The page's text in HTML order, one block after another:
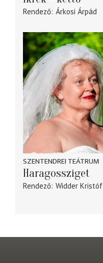
Rendező Árkosi Árpád
SZENTENDREI TEÁTRUM
Haragossziget
Rendező Widder Kristóf